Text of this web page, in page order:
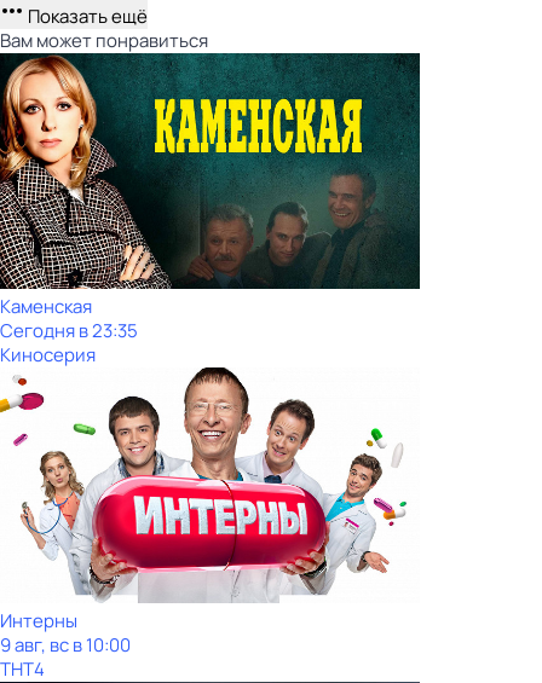
Показать ещё
Вам может понравиться
Каменская
Сегодня в 23:35
Киносерия
Интерны
9 авг, вс в 10:00
ТНТ4